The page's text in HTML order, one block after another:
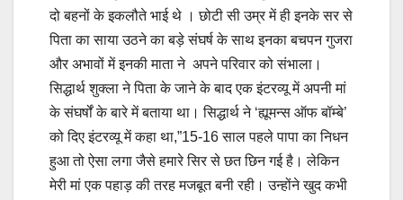
दो बहनों के इकलौते भाई थे । छोटी सी उम्र में ही इनके सर से
पिता का साया उठने का बड़े संघर्ष के साथ इनका बचपन गुजरा
और अभावों में इनकी माता ने अपने परिवार को संभाला।
सिद्धार्थ शुक्ला ने पिता के जाने के बाद एक इंटरव्यू में अपनी मां
के संघर्षों के बारे में बताया था। सिद्धार्थ ने ‘ह्यूमन्स ऑफ बॉम्बे’
को दिए इंटरव्यू में कहा था,”15-16 साल पहले पापा का निधन
हुआ तो ऐसा लगा जैसे हमारे सिर से छत छिन गई है। लेकिन
मेरी मां एक पहाड़ की तरह मजबूत बनी रही। उन्होंने खुद कभी